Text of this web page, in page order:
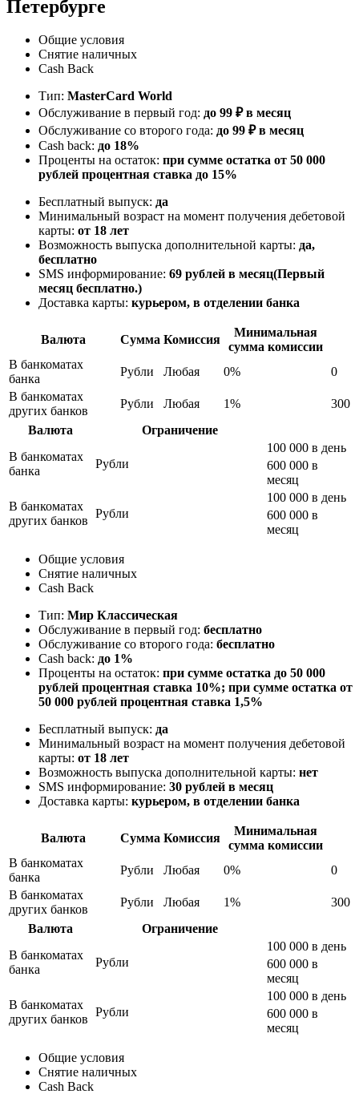
Петербурге
Общие условия
Снятие наличных
Cash Back
Тип: MasterСard World
Обслуживание в первый год: до 99 ₽ в месяц
Обслуживание со второго года: до 99 ₽ в месяц
Cash back: до 18%
Проценты на остаток: при сумме остатка от 50 000
рублей процентная ставка до 15%
Бесплатный выпуск: да
Минимальный возраст на момент получения дебетовой
карты: от 18 лет
Возможность выпуска дополнительной карты: да,
бесплатно
SMS информирование: 69 рублей в месяц(Первый
месяц бесплатно.)
Доставка карты: курьером, в отделении банка
Валюта Сумма Комиссия
Минимальная
сумма комиссии
В банкоматах
банка
Рубли Любая 0%
0
В банкоматах
других банков
Рубли Любая 1%
300
Валюта
Ограничение
В банкоматах
банка
Рубли
100 000 в день
600 000 в
месяц
В банкоматах
других банков
Рубли
100 000 в день
600 000 в
месяц
Общие условия
Снятие наличных
Cash Back
Тип: Мир Классическая
Обслуживание в первый год: бесплатно
Обслуживание со второго года: бесплатно
Cash back: до 1%
Проценты на остаток: при сумме остатка до 50 000
рублей процентная ставка 10%; при сумме остатка от
50 000 рублей процентная ставка 1,5%
Бесплатный выпуск: да
Минимальный возраст на момент получения дебетовой
карты: от 18 лет
Возможность выпуска дополнительной карты: нет
SMS информирование: 30 рублей в месяц
Доставка карты: курьером, в отделении банка
Валюта Сумма Комиссия
Минимальная
сумма комиссии
В банкоматах
банка
Рубли Любая 0%
0
В банкоматах
других банков
Рубли Любая 1%
300
Валюта
Ограничение
В банкоматах
банка
Рубли
100 000 в день
600 000 в
месяц
В банкоматах
других банков
Рубли
100 000 в день
600 000 в
месяц
Общие условия
Снятие наличных
Cash Back